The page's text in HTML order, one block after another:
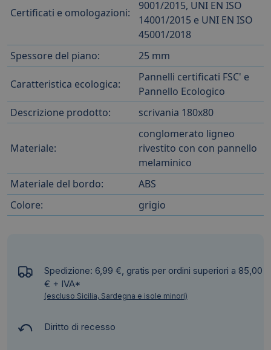
Certificati e omologazioni:
9001/2015, UNI EN ISO
14001/2015 e UNI EN ISO
45001/2018
Spessore del piano:
25 mm
Caratteristica ecologica:
Pannelli certificati FSC' e
Pannello Ecologico
Descrizione prodotto:
scrivania 180x80
Materiale:
conglomerato ligneo
rivestito con con pannello
melaminico
Materiale del bordo:
ABS
Colore:
grigio
Spedizione: 6,99 €, gratis per ordini superiori a 85,00
€ + IVA*
(escluso Sicilia, Sardegna e isole minori)
Diritto di recesso